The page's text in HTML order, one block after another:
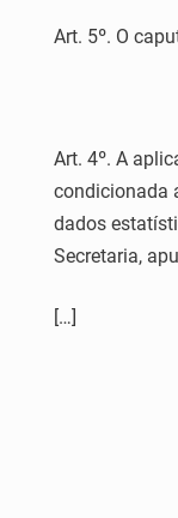
Art. 5º. O
Art. 4º. A
condicionada
dados
Secretaria,
[…]